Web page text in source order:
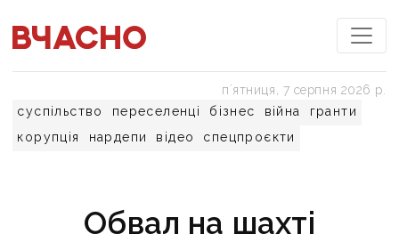
суспільство переселенці бізнес війна
гранти
корупція
нардепи відео спецпроєкти
пʼятниця, 7 серпня 2026 р.
Обвал на шахті